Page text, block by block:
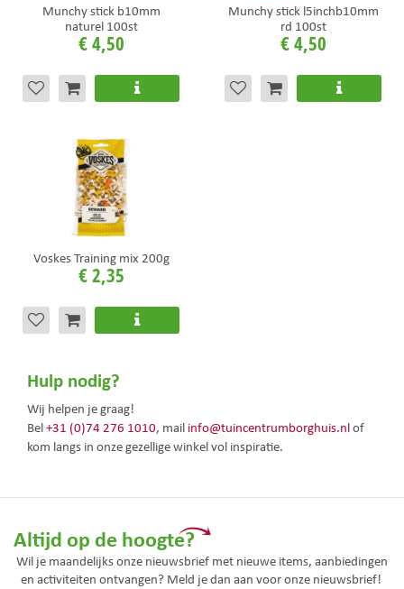
Munchy stick b10mm
naturel 100st
€4,50
Munchy stick l5inchb10mm
rd 100st
€4,50
Voskes Training mix 200g
€2,35
Hulp nodig?
Wij helpen je graag!
Bel+31 (0)74 276 1010, mail info@tuincentrumborghuis.nlof
kom langs in onze gezellige winkel vol inspiratie.
Altijd op de hoogte?
Wil je maandelijks onze nieuwsbrief met nieuwe items, aanbiedingen
en activiteiten ontvangen? Meld je dan aan voor onze nieuwsbrief!